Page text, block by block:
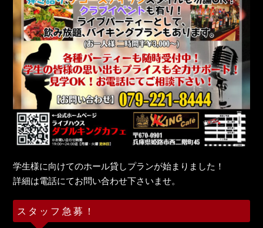
学生様に向けてのホール貸しプランが始まりました！
詳細は電話にてお問い合わせ下さいませ。
スタッフ急募！